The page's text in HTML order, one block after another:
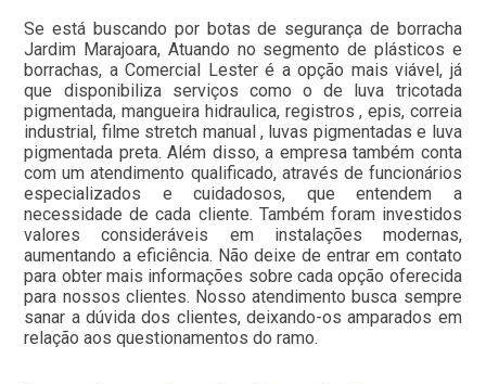
Se está buscando por botas de segurança de borracha
Jardim Marajoara, Atuando no segmento de plásticos e
borrachas, a Comercial Lester é a opção mais viável, já
que disponibiliza serviços como o de luva tricotada
pigmentada, mangueira hidraulica, registros , epis, correia
industrial, filme stretch manual , luvas pigmentadas e luva
pigmentada preta. Além disso, a empresa também conta
com um atendimento qualificado, através de funcionários
especializados e cuidadosos, que entendem a
necessidade de cada cliente. Também foram investidos
valores consideráveis em instalações modernas,
aumentando a eficiência. Não deixe de entrar em contato
para obter mais informações sobre cada opção oferecida
para nossos clientes. Nosso atendimento busca sempre
sanar a dúvida dos clientes, deixando-os amparados em
relação aos questionamentos do ramo.